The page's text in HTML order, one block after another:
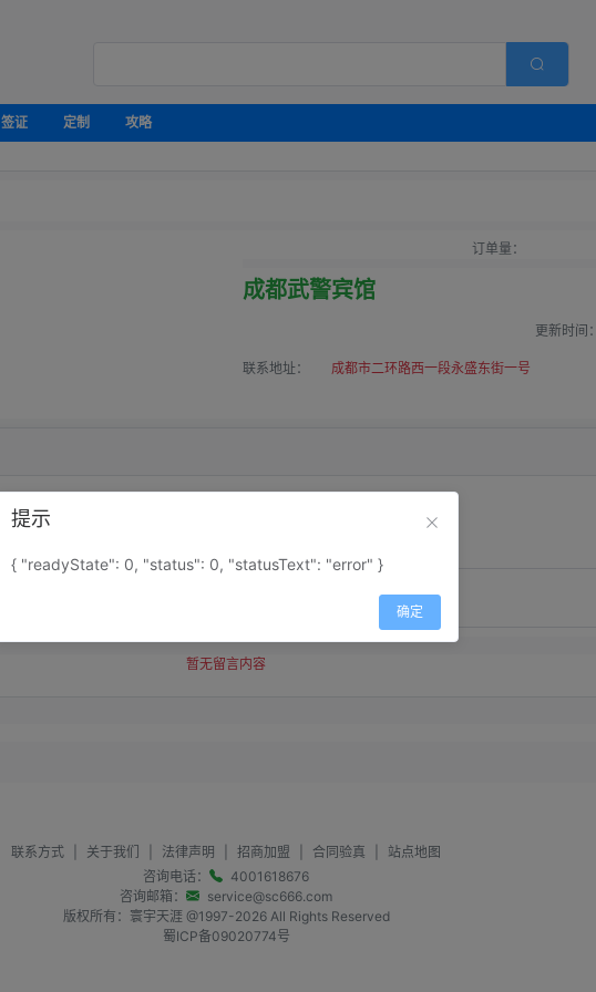
签证 定制
攻略
订单量：
成都武警宾馆
更新时间：
联系地址： 成都市二环路西一段永盛东街一号
暂无留言内容
联系方式 关于我们 法律声明 招商加盟 合同验真
站点地图
咨询电话：
4001618676
咨询邮箱：
service@sc666.com
版权所有：寰宇天涯 @1997-2026All Rights Reserved
蜀ICP备09020774号
提示
{ "readyState": 0, "status": 0, "statusText": "error" }
确定